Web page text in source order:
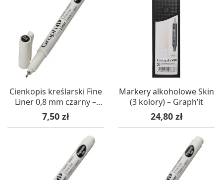
Cienkopis kreślarski Fine
Liner 0,8 mm czarny –
Graph’it
Cena
7,50 zł
Markery alkoholowe Skin
(3 kolory) – Graph’it
Cena
24,80 zł